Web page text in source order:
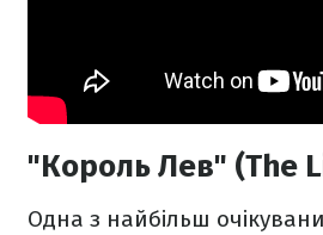
"Король Лев" (The
Одна з найбільш